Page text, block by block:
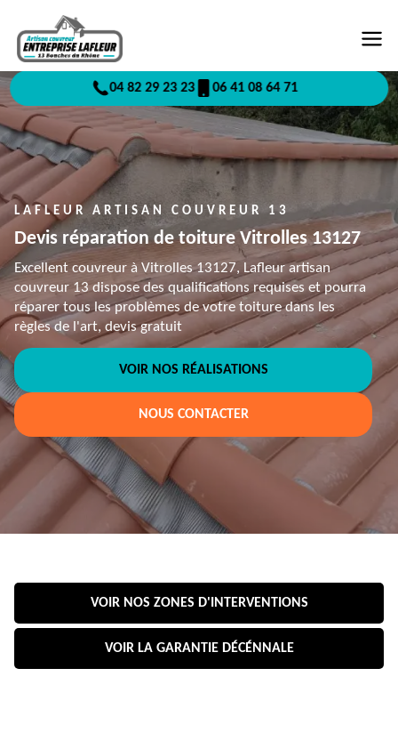
04 82 29 23 23 06 41 08 64 71
LAFLEUR ARTISAN COUVREUR 13
Devis réparation de toiture Vitrolles 13127
Excellent couvreur à Vitrolles 13127, Lafleur artisan
couvreur 13 dispose des qualifications requises et pourra
réparer tous les problèmes de votre toiture dans les
règles de l'art, devis gratuit
VOIR NOS RÉALISATIONS
NOUS CONTACTER
VOIR NOS ZONES D'INTERVENTIONS
VOIR LA GARANTIE DÉCÉNNALE